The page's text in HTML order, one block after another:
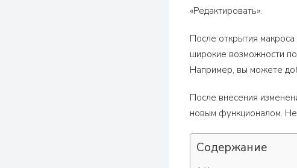
«Редактировать».
После открытия
широкие возможности
Например, вы можете
После внесения
новым функционалом.
Содержание